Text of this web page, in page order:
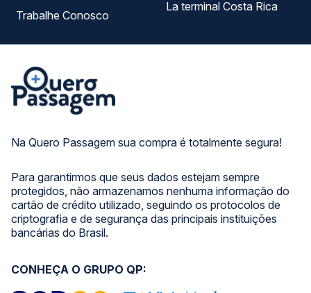
Na Quero Passagem sua compra é totalmente segura!
Para garantirmos que seus dados estejam sempre
protegidos, não armazenamos nenhuma informação do
cartão de crédito utilizado, seguindo os protocolos de
criptografia e de segurança das principais instituições
bancárias do Brasil.
Trabalhe Conosco
La terminal Costa Rica
CONHEÇA O GRUPO QP: